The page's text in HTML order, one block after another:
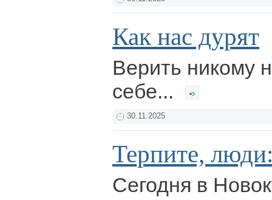
Как нас дурят
Верить никому
себе...
30.11.2025
Терпите,
Сегодня в